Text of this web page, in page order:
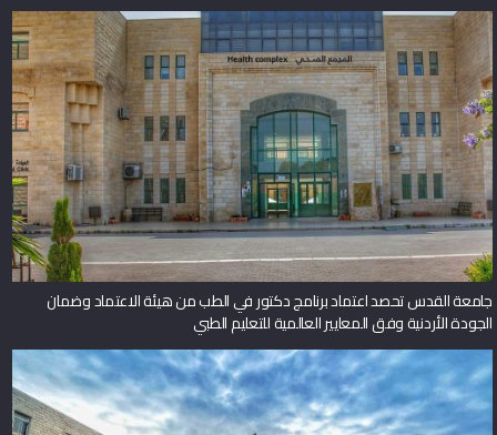
جامعة القدس تحصد اعتماد برنامج دكتور في الطب من هيئة الاعتماد وضمان
الجودة الأردنية وفق المعايير العالمية للتعليم الطبي